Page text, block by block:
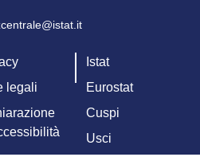
legali
Istat
Eurostat
Cuspi
Usci